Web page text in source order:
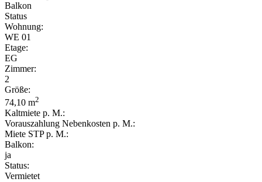
Balkon
Status
Wohnung:
WE 01
Etage:
EG
Zimmer:
2
Größe:
74,10 m2
Kaltmiete p. M.:
Vorauszahlung Nebenkosten p. M.:
Miete STP p. M.:
Balkon:
ja
Status:
Vermietet